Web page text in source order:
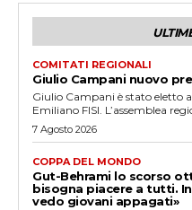
COMITATI REGIONALI
Giulio Campani nuovo
Giulio Campani è stato eletto
Emiliano FISI. L’assemblea
7 Agosto 2026
COPPA DEL MONDO
Gut-Behrami lo scorso
bisogna piacere a tutti.
vedo giovani appagati»